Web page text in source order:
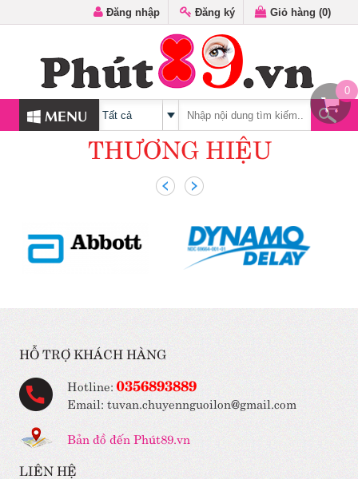
0
Đăng nhập Đăng ký Giỏ hàng (0)
MENU
THƯƠNG HIỆU
HỖ TRỢ KHÁCH HÀNG
Hotline: 0356893889
Email: tuvan.chuyennguoilon@gmail.com
Bản đồ đến Phút89.vn
LIÊN HỆ